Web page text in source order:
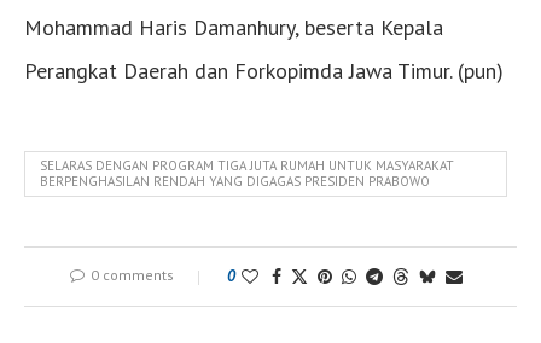
Mohammad Haris Damanhury, beserta Kepala
Perangkat Daerah dan Forkopimda Jawa Timur. (pun)
SELARAS DENGAN PROGRAM TIGA JUTA RUMAH UNTUK MASYARAKAT
BERPENGHASILAN RENDAH YANG DIGAGAS PRESIDEN PRABOWO
0 comments 0